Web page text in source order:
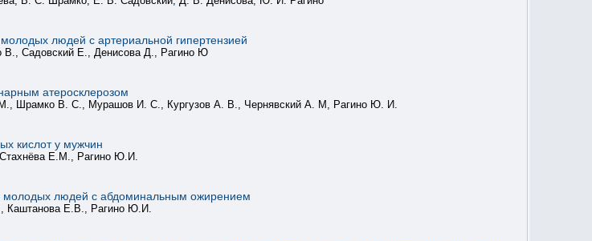
людей с артериальной гипертензией
В., Садовский Е., Денисова Д., Рагино Ю
атеросклерозом
Шрамко В. С., Мурашов И. С., Кургузов А. В., Чернявский А. М, Рагино Ю. И.
кислот у мужчин
Е.М., Рагино Ю.И.
молодых людей с абдоминальным ожирением
Каштанова Е.В., Рагино Ю.И.